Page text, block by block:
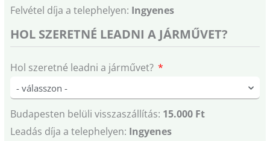
Felvétel díja a telephelyen: Ingyenes
HOL SZERETNÉ LEADNI A JÁRMŰVET?
Hol szeretné leadni a járművet?
Budapesten belüli visszaszállítás: 15.000 Ft
Leadás díja a telephelyen: Ingyenes